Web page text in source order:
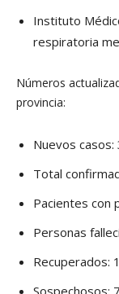
Instituto
respiratoria
Números
provincia:
Nuevos casos:
Total
Pacientes con
Personas
Recuperados:
Sospechosos: